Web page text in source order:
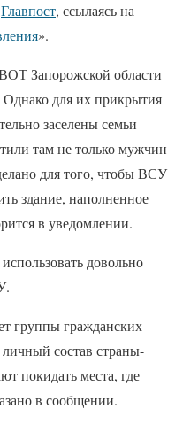
Главпост, ссылаясь на
».
Запорожской области
для их прикрытия
заселены семьи
там не только мужчин
для того, чтобы ВСУ
здание, наполненное
в уведомлении.
довольно
группы гражданских
состав страны-
покидать места, где
в сообщении.